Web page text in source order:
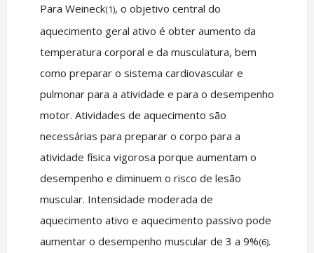
Para Weineck(1), o objetivo central do
aquecimento geral ativo é obter aumento da
temperatura corporal e da musculatura, bem
como preparar o sistema cardiovascular e
pulmonar para a atividade e para o desempenho
motor. Atividades de aquecimento são
necessárias para preparar o corpo para a
atividade física vigorosa porque aumentam o
desempenho e diminuem o risco de lesão
muscular. Intensidade moderada de
aquecimento ativo e aquecimento passivo pode
aumentar o desempenho muscular de 3 a 9%(6).